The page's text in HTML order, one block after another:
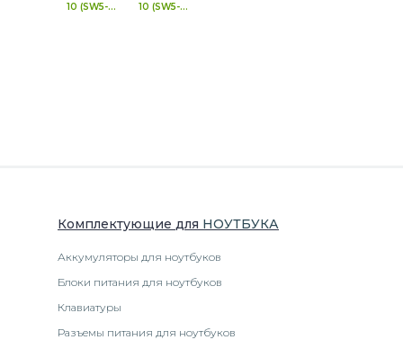
10 (SW5-011) 10 (SW5-012)
Комплектующие для НОУТБУКА
Аккумуляторы для ноутбуков
Блоки питания для ноутбуков
Клавиатуры
Разъемы питания для ноутбуков